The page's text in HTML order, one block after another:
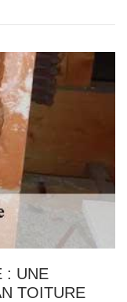
: UNE
TOITURE